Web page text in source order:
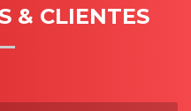
& CLIENTES